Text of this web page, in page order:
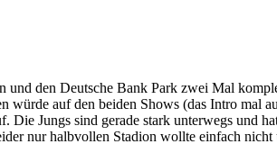
den Deutsche Bank Park zwei Mal
würde auf den beiden Shows (das Intro mal
Jungs sind gerade stark unterwegs und
nur halbvollen Stadion wollte einfach